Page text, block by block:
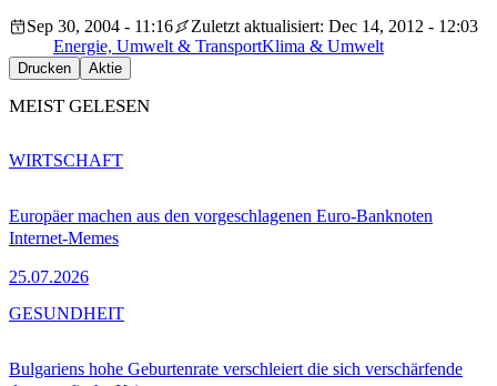
Sep 30, 2004 - 11:16
Zuletzt aktualisiert: Dec 14, 2012 - 12:03
Energie, Umwelt & TransportKlima & Umwelt
Drucken Aktie
MEIST GELESEN
Europäer machen aus den vorgeschlagenen Euro-Banknoten
Internet-Memes
25.07.2026
WIRTSCHAFT
Bulgariens hohe Geburtenrate verschleiert die sich verschärfende
GESUNDHEIT